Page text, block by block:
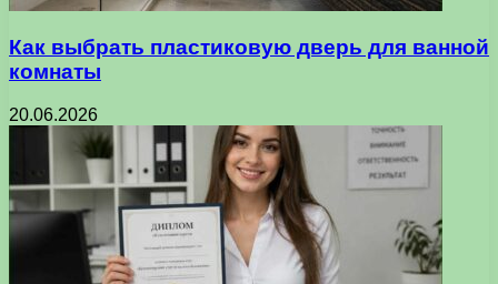
Как выбрать пластиковую дверь для ванной
комнаты
20.06.2026